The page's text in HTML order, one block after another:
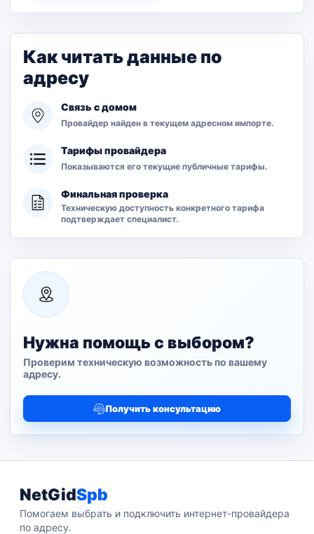
Как читать данные по
адресу
Связь с домом
Провайдер найден в текущем адресном импорте.
Тарифы провайдера
Показываются его текущие публичные тарифы.
Финальная проверка
Техническую доступность конкретного тарифа
подтверждает специалист.
Нужна помощь с выбором?
Проверим техническую возможность по вашему
адресу.
Получить консультацию
NetGidSpb
Помогаем выбрать и подключить интернет-провайдера
по адресу.